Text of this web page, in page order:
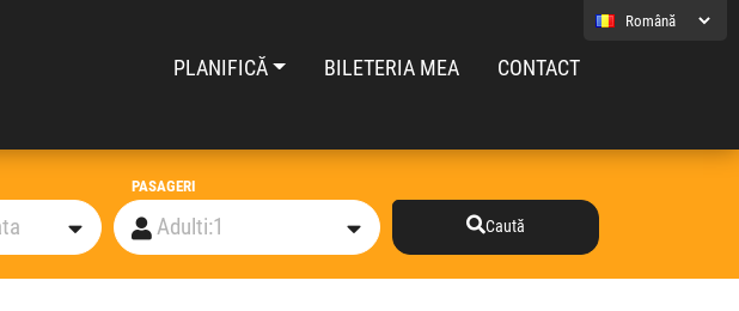
PLANIFICĂ BILETERIA MEA CONTACT
PASAGERI
Caută